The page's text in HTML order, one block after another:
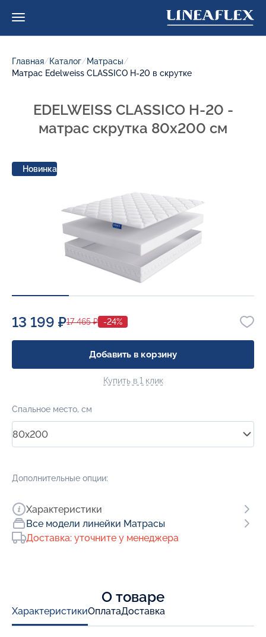
Главная/Каталог/Матрасы/
Матрас Edelweiss CLASSICO H-20 в скрутке
О товаре
ХарактеристикиОплатаДоставка
EDELWEISS CLASSICO H-20 -
матрас скрутка 80x200 см
Новинка
13 199 ₽17 465 ₽ -24%
Добавить в корзину
Купить в 1 клик
Спальное место, см
80x200
Дополнительные опции:
Характеристики
Все модели линейки Матрасы
Доставка: уточните у менеджера